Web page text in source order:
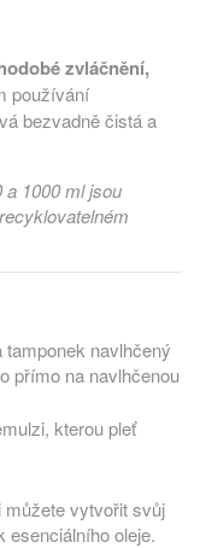
zvláčnění,
používání
bezvadně čistá a
1000 ml jsou
navlhčený
přímo na navlhčenou
kterou pleť
můžete vytvořit svůj
esenciálního oleje.